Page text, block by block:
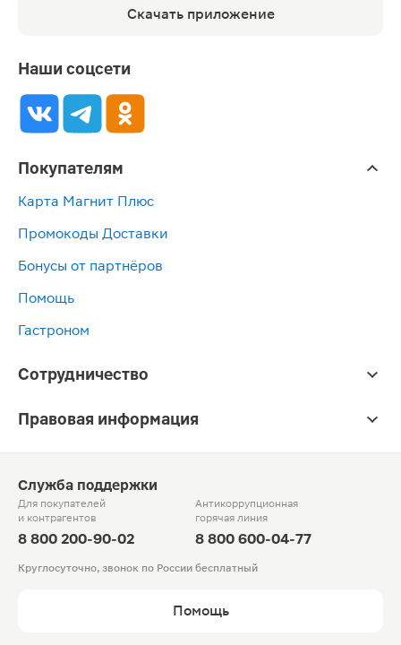
Скачать приложение
Наши соцсети
Покупателям
Карта Магнит Плюс
Промокоды Доставки
Бонусы от партнёров
Помощь
Гастроном
Сотрудничество
Правовая информация
Служба поддержки
Для покупателей
и контрагентов
8 800 200-90-02
Антикоррупционная
горячая линия
8 800 600-04-77
Круглосуточно, звонок по России бесплатный
Помощь